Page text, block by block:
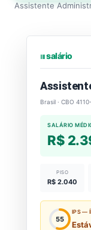
Assistente
⏐⏐⏐ salário
Brasil · CBO
SALÁRIO
R$
PISO
R$ 2.040
55
IPS —